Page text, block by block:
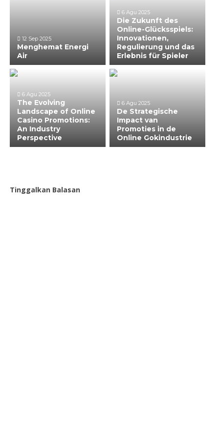
12 Sep 2025
Menghemat Energi
Air
6 Agu 2025
Die Zukunft des
Online-Glücksspiels:
Innovationen,
Regulierung und das
Erlebnis für Spieler
6 Agu 2025
The Evolving
Landscape of Online
Casino Promotions:
An Industry
Perspective
6 Agu 2025
De Strategische
Impact van
Promoties in de
Online Gokindustrie
Tinggalkan Balasan